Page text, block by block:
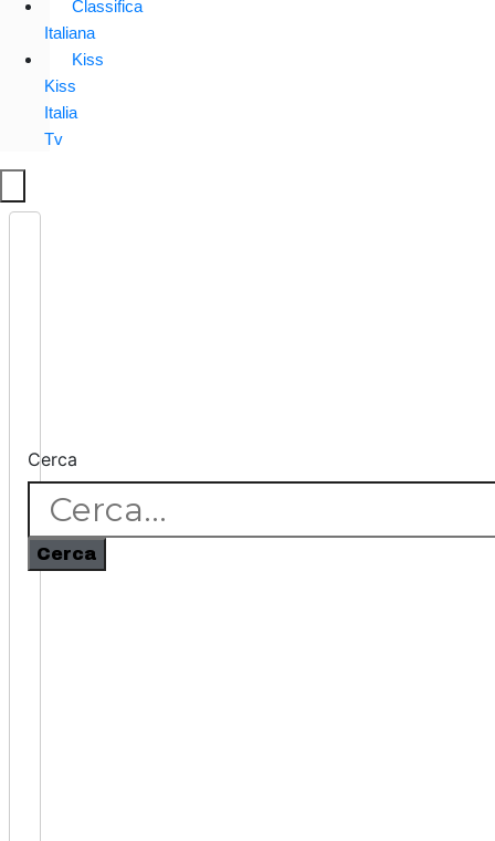
Classifica
Italiana
Kiss
Kiss
Italia
Tv
Cerca
Cerca